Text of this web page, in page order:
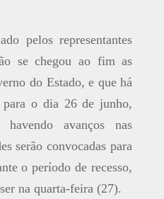
pelos representantes
se chegou ao fim as
do Estado, e que há
para o dia 26 de junho,
avanços nas
serão convocadas para
o período de recesso,
na quarta-feira (27).